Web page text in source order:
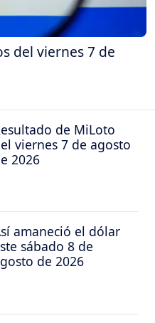
del viernes 7 de
de MiLoto
viernes 7 de agosto
2026
amaneció el dólar
sábado 8 de
de 2026